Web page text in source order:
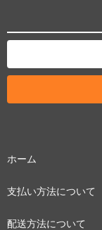
ホーム
支払い方法について
配送方法について